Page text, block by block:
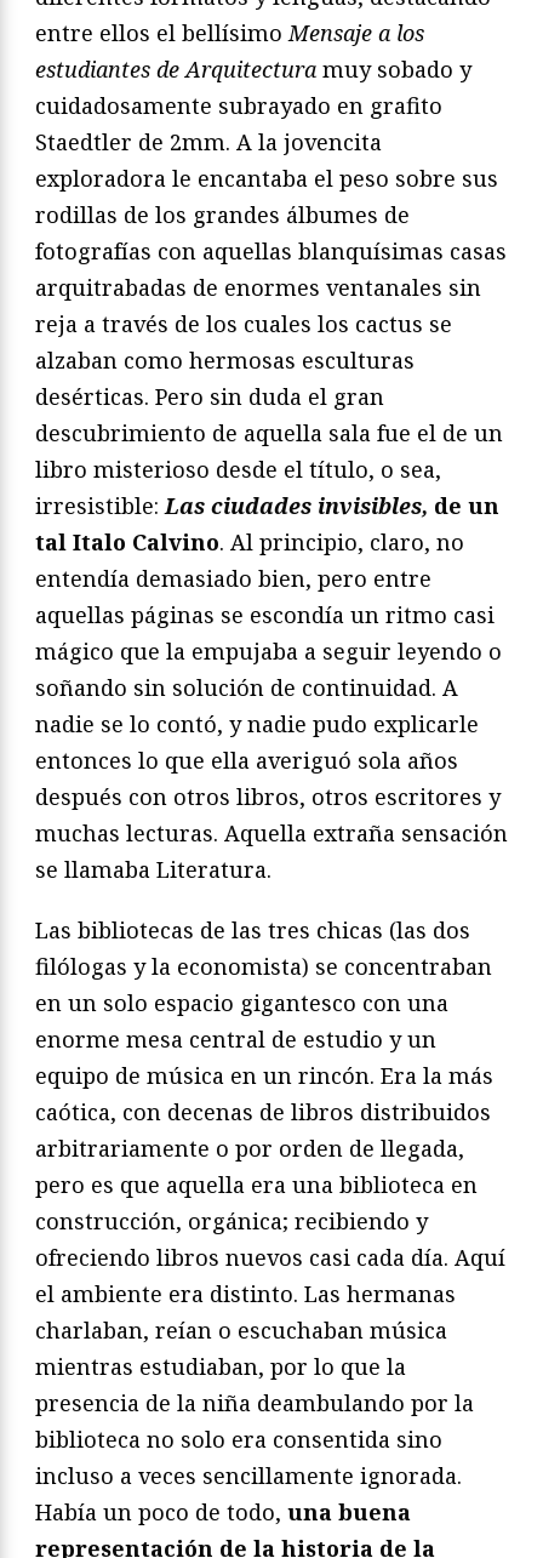
entre ellos el bellísimo Mensaje a los
estudiantes de Arquitectura muy sobado y
cuidadosamente subrayado en grafito
Staedtler de 2mm. A la jovencita
exploradora le encantaba el peso sobre sus
rodillas de los grandes álbumes de
fotografías con aquellas blanquísimas casas
arquitrabadas de enormes ventanales sin
reja a través de los cuales los cactus se
alzaban como hermosas esculturas
desérticas. Pero sin duda el gran
descubrimiento de aquella sala fue el de un
libro misterioso desde el título, o sea,
irresistible: Las ciudades invisibles, de un
tal Italo Calvino. Al principio, claro, no
entendía demasiado bien, pero entre
aquellas páginas se escondía un ritmo casi
mágico que la empujaba a seguir leyendo o
soñando sin solución de continuidad. A
nadie se lo contó, y nadie pudo explicarle
entonces lo que ella averiguó sola años
después con otros libros, otros escritores y
muchas lecturas. Aquella extraña sensación
se llamaba Literatura.
Las bibliotecas de las tres chicas (las dos
filólogas y la economista) se concentraban
en un solo espacio gigantesco con una
enorme mesa central de estudio y un
equipo de música en un rincón. Era la más
caótica, con decenas de libros distribuidos
arbitrariamente o por orden de llegada,
pero es que aquella era una biblioteca en
construcción, orgánica; recibiendo y
ofreciendo libros nuevos casi cada día. Aquí
el ambiente era distinto. Las hermanas
charlaban, reían o escuchaban música
mientras estudiaban, por lo que la
presencia de la niña deambulando por la
biblioteca no solo era consentida sino
incluso a veces sencillamente ignorada.
Había un poco de todo, una buena
representación de la historia de la